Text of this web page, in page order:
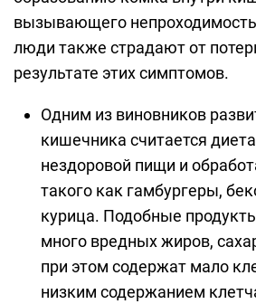
вызывающего
люди также страдают от
результате этих симптомов.
Одним из виновников
кишечника считается
нездоровой пищи и
такого как гамбургеры,
курица. Подобные
много вредных жиров,
при этом содержат мало
низким содержанием